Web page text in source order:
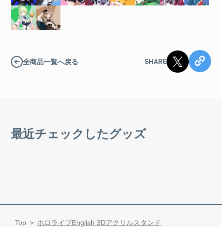
全商品一覧へ戻る SHARE
最近チェックしたグッズ
Top ホロライブEnglish 3Dアクリルスタンド